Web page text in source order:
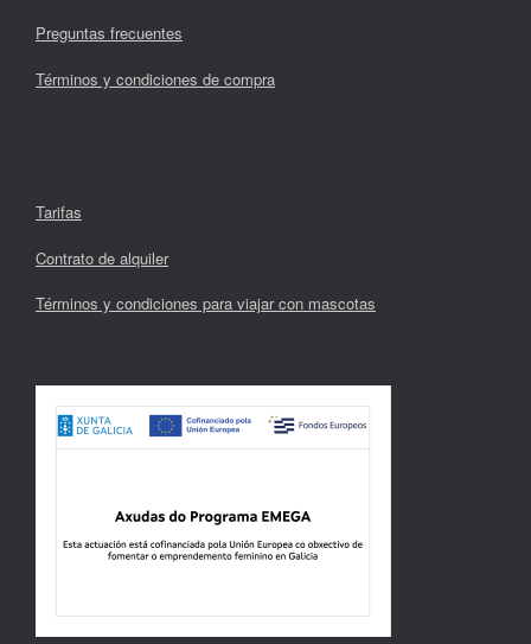
Preguntas frecuentes
Términos y condiciones de compra
Tarifas
Contrato de alquiler
Términos y condiciones para viajar con mascotas